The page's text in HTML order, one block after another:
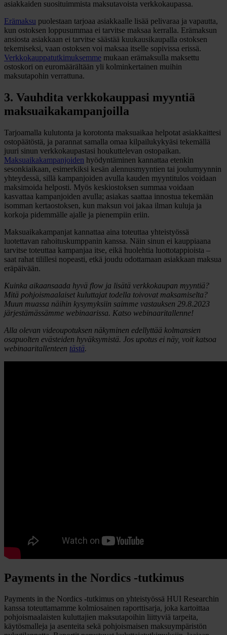
asiakkaiden suosituimmista maksutavoista verkkokaupassa.
Erämaksu puolestaan tarjoaa asiakkaalle lisää pelivaraa ja vapautta,
kun ostoksen loppusummaa ei tarvitse maksaa kerralla. Erämaksun
ansiosta asiakkaan ei tarvitse säästää kuukausikaupalla ostoksen
tekemiseksi, vaan ostoksen voi maksaa itselle sopivissa erissä.
Verkkokauppatutkimuksemme mukaan erämaksulla maksettu
ostoskori on euromäärältään yli kolminkertainen muihin
maksutapohin verrattuna.
3. Vauhdita verkkokauppasi myyntiä
maksuaikakampanjoilla
Tarjoamalla kulutonta ja korotonta maksuaikaa helpotat asiakkaittesi
ostopäätöstä, ja parannat samalla omaa kilpailukykyäsi tekemällä
juuri sinun verkkokaupastasi houkuttelevan ostopaikan.
Maksuaikakampanjoiden hyödyntäminen kannattaa etenkin
sesonkiaikaan, esimerkiksi kesän alennusmyyntien tai joulumyynnin
yhteydessä, sillä kampanjoiden avulla kauden myyntitulos voidaan
maksimoida helposti. Myös keskiostoksen summaa voidaan
kasvattaa kampanjoiden avulla; asiakas saattaa innostua tekemään
isomman kertaostoksen, kun maksun voi jakaa ilman kuluja ja
korkoja pidemmälle ajalle ja pienempiin eriin.
Maksuaikakampanjat kannattaa aina toteuttaa yhteistyössä
luotettavan rahoituskumppanin kanssa. Näin sinun ei kauppiaana
tarvitse toteuttaa kampanjaa itse, eikä huolehtia luottotappioista –
saat rahat tilillesi nopeasti, etkä joudu odottamaan asiakkaan maksua
eräpäivään.
Kuinka aikaansaada hyvä flow ja lisätä verkkokaupan myyntiä?
Mitä pohjoismaalaiset kuluttajat todella toivovat maksamiselta?
Muun muassa näihin kysymyksiin saimme vastauksen 29.8.2023
järjestämässämme webinaarissa. Katso webinaaritallenne!
Alla olevan videoupotuksen näkyminen edellyttää kolmansien
osapuolten evästeiden hyväksymistä. Jos upotus ei näy, voit katsoa
webinaaritallenteen tästä.
Payments in the Nordics -tutkimus
Payments in the Nordics -tutkimus on yhteistyössä HUI Researchin
kanssa toteuttamamme kolmiosainen raporttisarja, joka kartoittaa
pohjoismaalaisten kuluttajien maksutapoihin liittyviä tarpeita,
käytösmalleja ja asenteita sekä pohjoismaisen maksuympäristön